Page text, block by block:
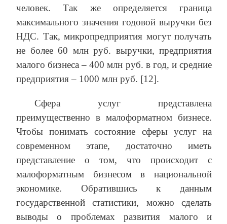
человек. Так же определяется граница
максимального значения годовой выручки без
НДС. Так, микропредприятия могут получать
не более 60 млн руб. выручки, предприятия
малого бизнеса – 400 млн руб. в год, и средние
предприятия – 1000 млн руб. [12].
Сфера услуг представлена
преимущественно в малоформатном бизнесе.
Чтобы понимать состояние сферы услуг на
современном этапе, достаточно иметь
представление о том, что происходит с
малоформатным бизнесом в национальной
экономике. Обратившись к данным
государственной статистики, можно сделать
выводы о проблемах развития малого и